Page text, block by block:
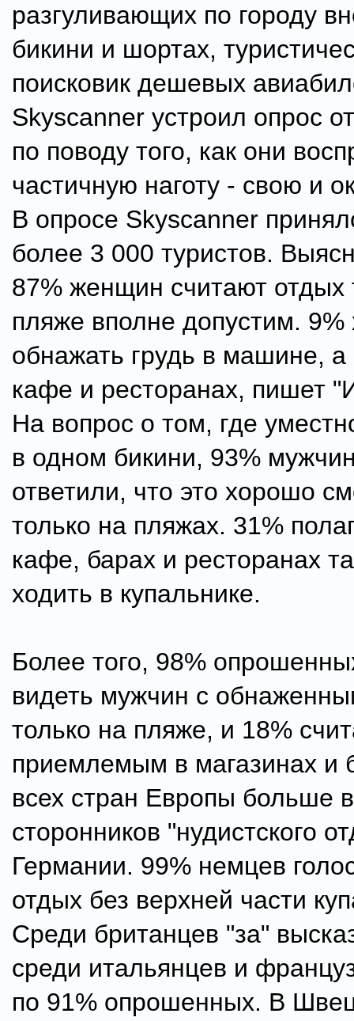
разгуливающих по городу
бикини и шортах,
поисковик дешевых
Skyscanner устроил опрос
по поводу того, как они
частичную наготу - свою и
В опросе Skyscanner
более 3 000 туристов.
87% женщин считают отдых
пляже вполне допустим. 9%
обнажать грудь в машине, а
кафе и ресторанах, пишет
На вопрос о том, где
в одном бикини, 93%
ответили, что это хорошо
только на пляжах. 31%
кафе, барах и ресторанах
ходить в купальнике.
Более того, 98%
видеть мужчин с
только на пляже, и 18%
приемлемым в магазинах и
всех стран Европы больше
сторонников "нудистского
Германии. 99% немцев
отдых без верхней части
Среди британцев "за"
среди итальянцев и
по 91% опрошенных. В